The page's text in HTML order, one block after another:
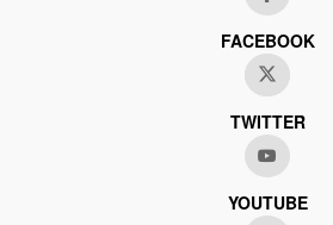
FACEBOOK
TWITTER
YOUTUBE